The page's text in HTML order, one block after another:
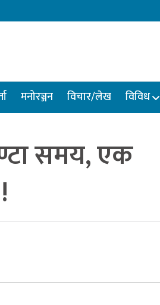
मनोरञ्जन विचार/लेख विविध
समय, एक